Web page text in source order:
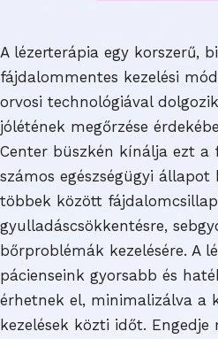
A lézerterápia egy korszerű,
fájdalommentes kezelési
orvosi technológiával
jólétének megőrzése
Center büszkén kínálja ezt
számos egészségügyi állapot
többek között
gyulladáscsökkentésre,
bőrproblémák kezelésére. A
pácienseink gyorsabb és
érhetnek el, minimalizálva a
kezelések közti időt. Engedje